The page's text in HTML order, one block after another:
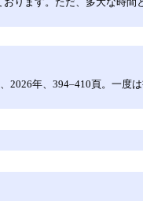
年、394–410頁。一度